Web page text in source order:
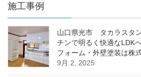
施工事例
山口県光市 タカラスタ
チンで明るく快適なLDK
フォーム・外壁塗装は株
9月 2, 2025